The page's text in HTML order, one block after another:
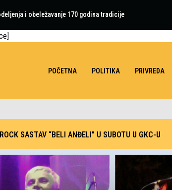
i obeležavanje 170 godina tradicije
POČETNA POLITIKA PRIVREDA
SASTAV “BELI ANĐELI” U SUBOTU U GKC-U